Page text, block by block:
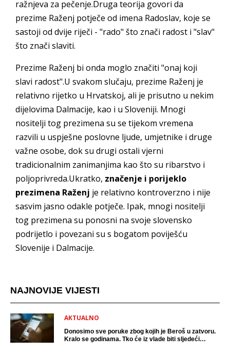
ražnjeva za pečenje.Druga teorija govori da
prezime Raženj potječe od imena Radoslav, koje se
sastoji od dvije riječi - "rado" što znači radost i "slav"
što znači slaviti.
Prezime Raženj bi onda moglo značiti "onaj koji
slavi radost".U svakom slučaju, prezime Raženj je
relativno rijetko u Hrvatskoj, ali je prisutno u nekim
dijelovima Dalmacije, kao i u Sloveniji. Mnogi
nositelji tog prezimena su se tijekom vremena
razvili u uspješne poslovne ljude, umjetnike i druge
važne osobe, dok su drugi ostali vjerni
tradicionalnim zanimanjima kao što su ribarstvo i
poljoprivreda.Ukratko, značenje i porijeklo
prezimena Raženj je relativno kontroverzno i nije
sasvim jasno odakle potječe. Ipak, mnogi nositelji
tog prezimena su ponosni na svoje slovensko
podrijetlo i povezani su s bogatom poviješću
Slovenije i Dalmacije.
NAJNOVIJE VIJESTI
AKTUALNO
Donosimo sve poruke zbog kojih je Beroš u zatvoru.
Kralo se godinama. Tko će iz vlade biti sljedeći